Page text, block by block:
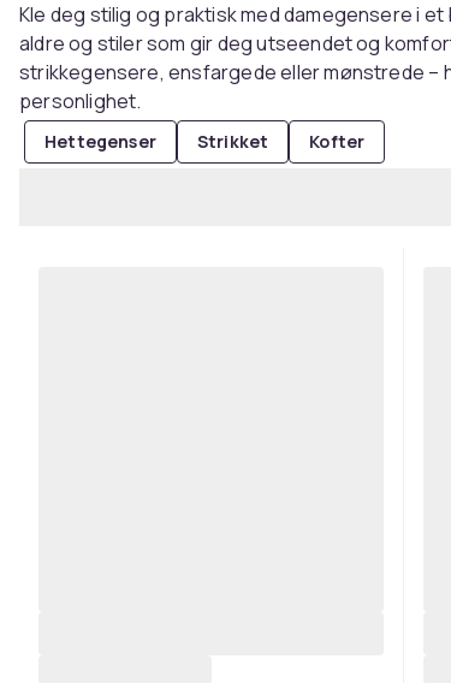
Kle deg stilig og praktisk med damegensere i
aldre og stiler som gir deg utseendet og
strikkegensere, ensfargede eller mønstrede –
personlighet.
Hettegenser Strikket Kofter